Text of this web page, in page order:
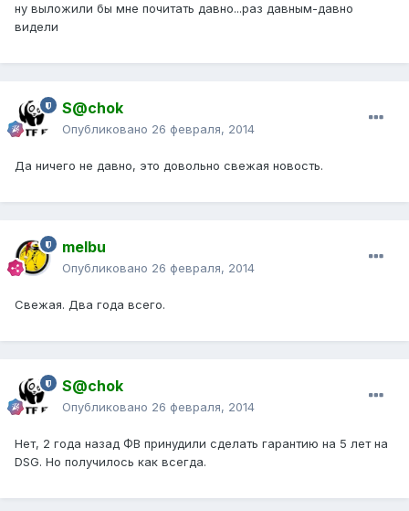
ну выложили бы мне почитать давно...раз давным-давно
видели
S@chok
Опубликовано 26 февраля, 2014
Да ничего не давно, это довольно свежая новость.
melbu
Опубликовано 26 февраля, 2014
Свежая. Два года всего.
S@chok
Опубликовано 26 февраля, 2014
Нет, 2 года назад ФВ принудили сделать гарантию на 5 лет на
DSG. Но получилось как всегда.